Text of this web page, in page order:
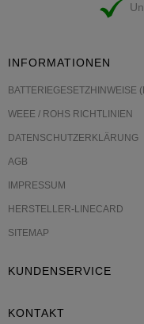
INFORMATIONEN
BATTERIEGESETZHINWEISE
WEEE / ROHS RICHTLINIEN
DATENSCHUTZERKLÄRUNG
AGB
IMPRESSUM
HERSTELLER-LINECARD
SITEMAP
KUNDENSERVICE
KONTAKT